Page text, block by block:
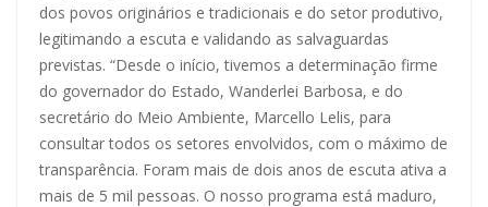
dos povos originários e tradicionais e do setor produtivo,
legitimando a escuta e validando as salvaguardas
previstas. “Desde o início, tivemos a determinação firme
do governador do Estado, Wanderlei Barbosa, e do
secretário do Meio Ambiente, Marcello Lelis, para
consultar todos os setores envolvidos, com o máximo de
transparência. Foram mais de dois anos de escuta ativa a
mais de 5 mil pessoas. O nosso programa está maduro,